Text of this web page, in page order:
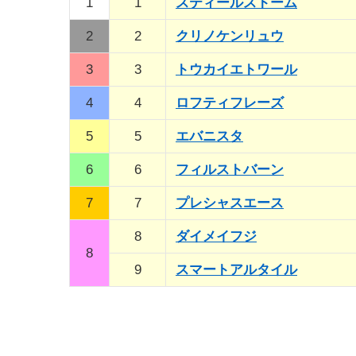
2 2 クリノケンリュウ
3 3 トウカイエトワール
4 4 ロフティフレーズ
5 5 エバニスタ
6 6 フィルストバーン
7 7 プレシャスエース
8
8 ダイメイフジ
9 スマートアルタイル